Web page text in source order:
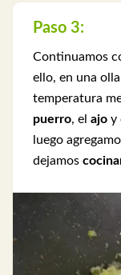
Paso 3:
Continuamos
ello, en una
temperatura
puerro, el ajo y
luego
dejamos